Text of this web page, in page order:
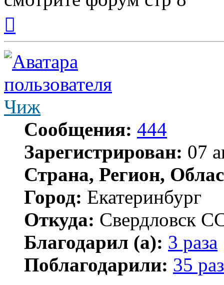
началу
Чиж
Сообщения: 444
Зарегистрирован: 07
Страна, Регион,
Город: Екатеринбург
Откуда: Свердловск
Благодарил (а): 3 раза
Поблагодарили: 35 раз